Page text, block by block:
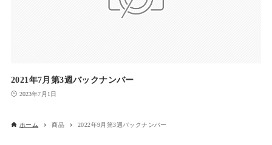
2021年7月第3週バックナンバー
2023年7月1日
ホーム 商品 2022年9月第3週バックナンバー